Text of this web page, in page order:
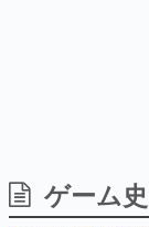
日
画
ゲーム